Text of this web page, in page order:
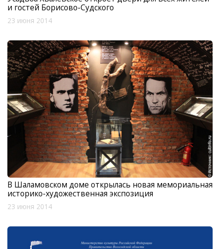
и гостей Борисово-Судского
23 июня 2014
В Шаламовском доме открылась новая мемориальная
историко-художественная экспозиция
23 июня 2014